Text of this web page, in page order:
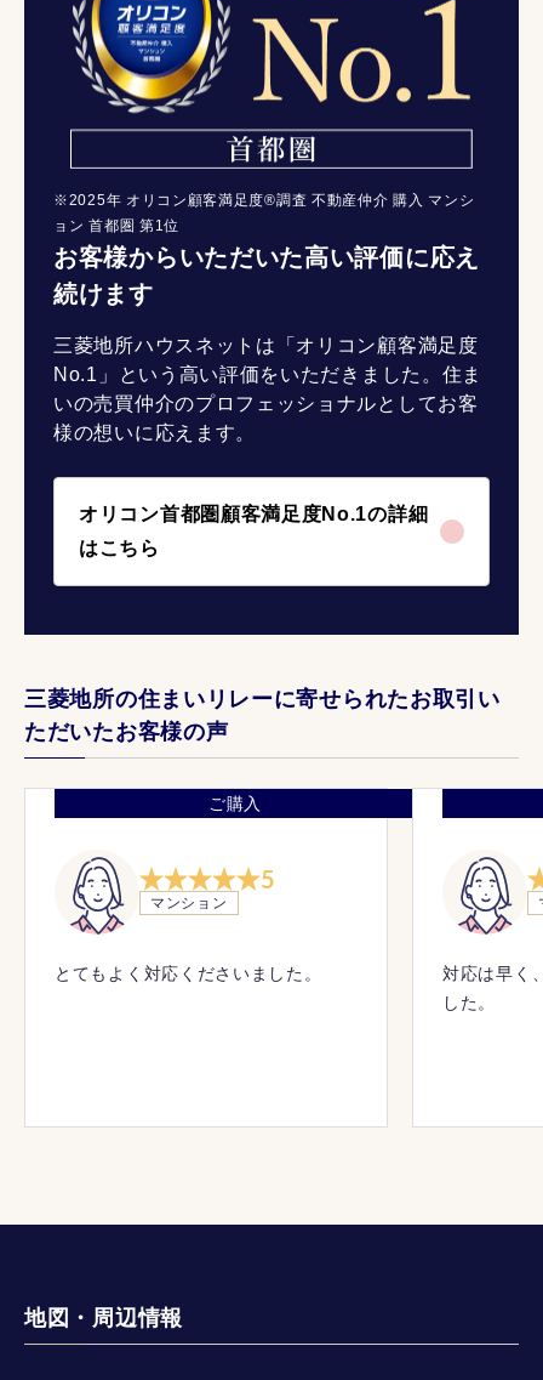
お客様からいただいた高い評価に応え
続けます
三菱地所ハウスネットは「オリコン顧客満足度
No.1」という高い評価をいただきました。住ま
いの売買仲介のプロフェッショナルとしてお客
様の想いに応えます。
オリコン首都圏顧客満足度No.1の詳細
はこちら
※2025年 オリコン顧客満足度®調査 不動産仲介 購入 マンシ
ョン 首都圏 第1位
三菱地所の住まいリレーに寄せられたお取引い
ただいたお客様の声
ご購入
5
マンション
とてもよく対応くださいました。
対応は早く
した。
地図・周辺情報